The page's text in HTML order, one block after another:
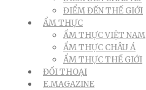
ĐIỂM ĐẾN THẾ GIỚI
ẨM THỰC
ẨM THỰC VIỆT NAM
ẨM THỰC CHÂU Á
ẨM THỰC THẾ GIỚI
ĐỐI THOẠI
E.MAGAZINE